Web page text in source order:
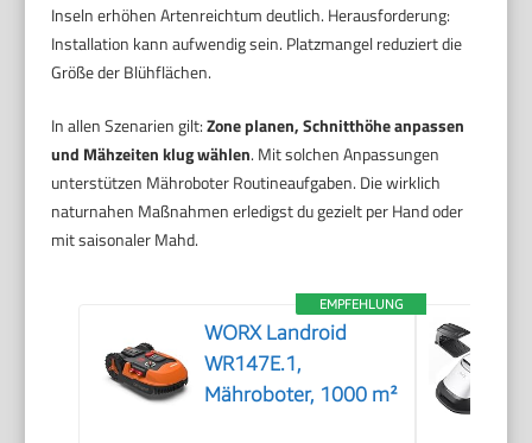
Inseln erhöhen Artenreichtum deutlich. Herausforderung:
Installation kann aufwendig sein. Platzmangel reduziert die
Größe der Blühflächen.
In allen Szenarien gilt:Zone planen, Schnitthöhe anpassen
und Mähzeiten klug wählen. Mit solchen Anpassungen
unterstützen Mähroboter Routineaufgaben. Die wirklich
naturnahen Maßnahmen erledigst du gezielt per Hand oder
mit saisonaler Mahd.
EMPFEHLUNG
WORX Landroid
WR147E.1,
Mähroboter, 1000 m²